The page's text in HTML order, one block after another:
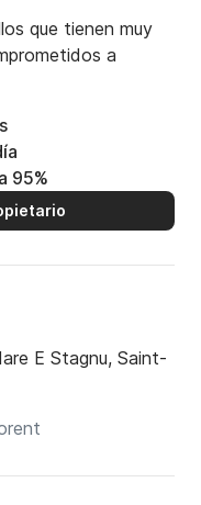
que tienen muy
a
95%
E Stagnu, Saint-